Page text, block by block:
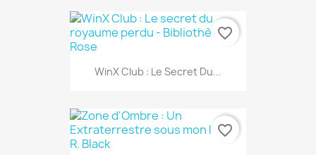
WinX Club : Le Secret Du...
favorite_border
favorite_border